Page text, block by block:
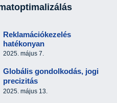
Reklamációkezelés
hatékonyan
2025. május 7.
Globális gondolkodás, jogi
precizitás
2025. május 13.